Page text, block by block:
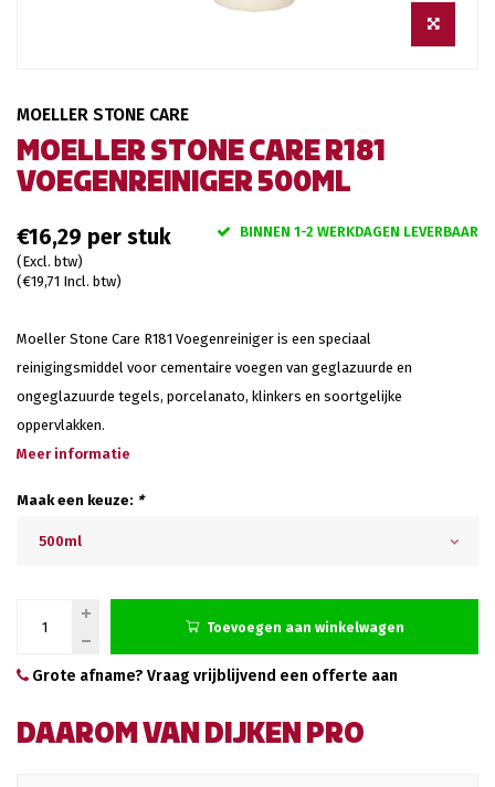
MOELLER STONE CARE R181
VOEGENREINIGER 500ML
MOELLER STONE CARE
€16,29
(Excl. btw)
(€19,71 Incl. btw)
BINNEN 1-2 WERKDAGEN LEVERBAAR
Moeller Stone Care R181 Voegenreiniger is een speciaal
reinigingsmiddel voor cementaire voegen van geglazuurde en
ongeglazuurde tegels, porcelanato, klinkers en soortgelijke
oppervlakken.
Meer informatie
Maak een keuze: *
500ml
Toevoegen aan winkelwagen
Grote afname? Vraag vrijblijvend een offerte aan
DAAROM VAN DIJKEN PRO